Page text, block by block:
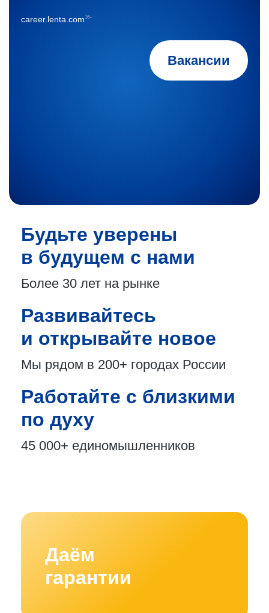
Вакансии
career.lenta.com16+
Будьте уверены
в будущем с нами
Более 30 лет на рынке
Развивайтесь
и открывайте новое
Мы рядом в 200+ городах России
Работайте с близкими
по духу
45 000+ единомышленников
Даём
гарантии